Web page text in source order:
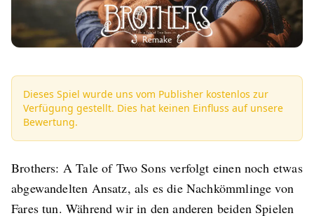
Dieses Spiel wurde uns vom Publisher kostenlos zur
Verfügung gestellt. Dies hat keinen Einfluss auf unsere
Bewertung.
Brothers: A Tale of Two Sons verfolgt einen noch etwas
abgewandelten Ansatz, als es die Nachkömmlinge von
Fares tun. Während wir in den anderen beiden Spielen